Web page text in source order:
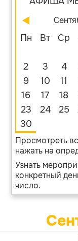
Пн Вт Ср
2
3 4
9
10 11
16
17 18
23
24 25
30
Просмотреть
нажать на
Узнать
конкретный
число.